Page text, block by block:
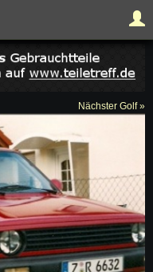
Nächster Golf »